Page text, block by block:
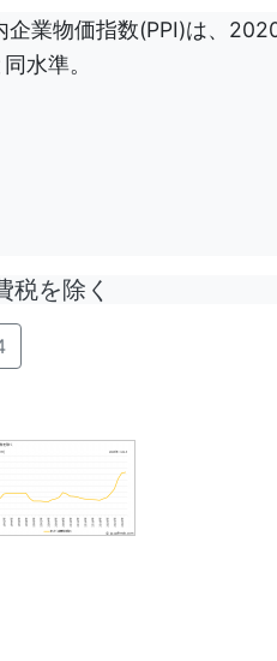
業物価指数(PPI)は、
水準。
を除く